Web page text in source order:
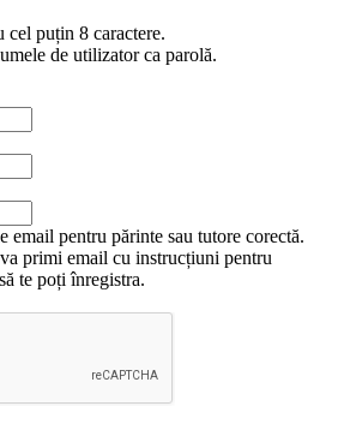
cel puțin 8 caractere.
de utilizator ca parolă.
email pentru părinte sau tutore corectă.
primi email cu instrucțiuni pentru
te poți înregistra.